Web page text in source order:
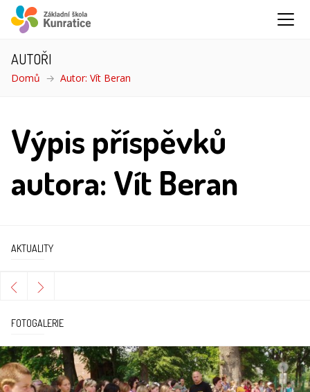
AUTOŘI
Domů Autor: Vít Beran
Výpis příspěvků
autora: Vít Beran
AKTUALITY
FOTOGALERIE